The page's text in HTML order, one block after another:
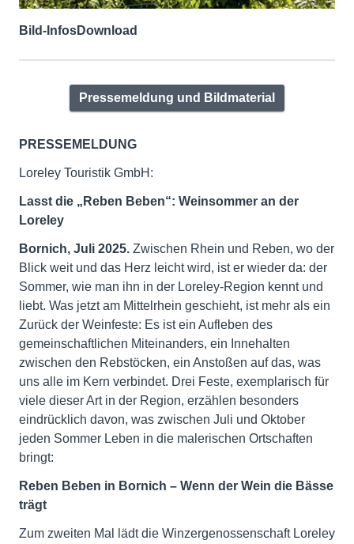
Bild-InfosDownload
Pressemeldung und Bildmaterial
PRESSEMELDUNG
Loreley Touristik GmbH:
Lasst die „Reben Beben“: Weinsommer an der
Loreley
Bornich, Juli 2025. Zwischen Rhein und Reben, wo der
Blick weit und das Herz leicht wird, ist er wieder da: der
Sommer, wie man ihn in der Loreley-Region kennt und
liebt. Was jetzt am Mittelrhein geschieht, ist mehr als ein
Zurück der Weinfeste: Es ist ein Aufleben des
gemeinschaftlichen Miteinanders, ein Innehalten
zwischen den Rebstöcken, ein Anstoßen auf das, was
uns alle im Kern verbindet. Drei Feste, exemplarisch für
viele dieser Art in der Region, erzählen besonders
eindrücklich davon, was zwischen Juli und Oktober
jeden Sommer Leben in die malerischen Ortschaften
bringt:
Reben Beben in Bornich – Wenn der Wein die Bässe
trägt
Zum zweiten Mal lädt die Winzergenossenschaft Loreley